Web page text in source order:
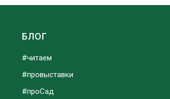
БЛОГ
#читаем
#провыставки
#проСад